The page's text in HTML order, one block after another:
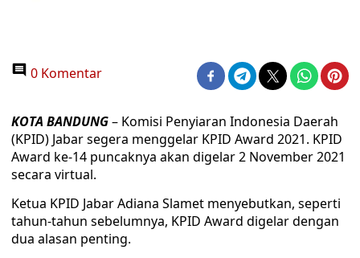
0 Komentar
KOTA BANDUNG– Komisi Penyiaran Indonesia Daerah
(KPID) Jabar segera menggelar KPID Award 2021. KPID
Award ke-14 puncaknya akan digelar 2 November 2021
secara virtual.
Ketua KPID Jabar Adiana Slamet menyebutkan, seperti
tahun-tahun sebelumnya, KPID Award digelar dengan
dua alasan penting.